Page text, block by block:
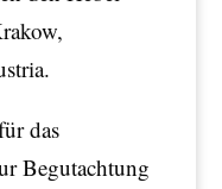
das
Begutachtung